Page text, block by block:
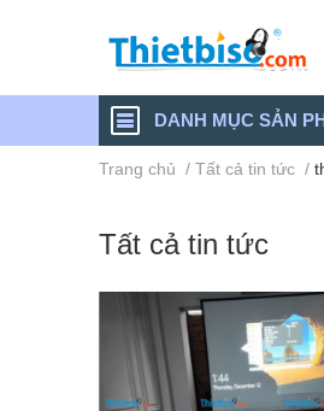
DANH MỤC SẢN
Trang chủ / Tất cả tin tức /
Tất cả tin tức